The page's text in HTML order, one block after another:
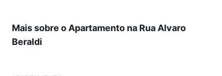
Mais sobre o Apartamento na Rua Alvaro
Beraldi